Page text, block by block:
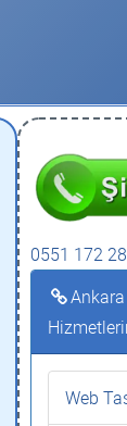
0551 172
Web